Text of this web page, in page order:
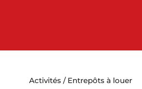
Activités / Entrepôts à louer